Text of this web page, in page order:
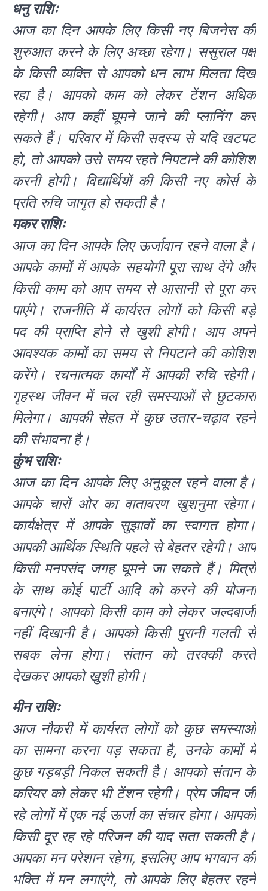
धनु राशिः
आज का दिन आपके लिए किसी नए बिजनेस की
शुरुआत करने के लिए अच्छा रहेगा। ससुराल पक्ष
के किसी व्यक्ति से आपको धन लाभ मिलता दिख
रहा है। आपको काम को लेकर टेंशन अधिक
रहेगी। आप कहीं घूमने जाने की प्लानिंग कर
सकते हैं। परिवार में किसी सदस्य से यदि खटपट
हो, तो आपको उसे समय रहते निपटाने की कोशिश
करनी होगी। विद्यार्थियों की किसी नए कोर्स के
प्रति रुचि जागृत हो सकती है।
मकर राशिः
आज का दिन आपके लिए ऊर्जावान रहने वाला है।
आपके कामों में आपके सहयोगी पूरा साथ देंगे और
किसी काम को आप समय से आसानी से पूरा कर
पाएंगे। राजनीति में कार्यरत लोगों को किसी बड़े
पद की प्राप्ति होने से खुशी होगी। आप अपने
आवश्यक कामों का समय से निपटाने की कोशिश
करेंगे। रचनात्मक कार्यों में आपकी रुचि रहेगी।
गृहस्थ जीवन में चल रही समस्याओं से छुटकारा
मिलेगा। आपकी सेहत में कुछ उतार-चढ़ाव रहने
की संभावना है।
कुंभ राशिः
आज का दिन आपके लिए अनुकूल रहने वाला है।
आपके चारों ओर का वातावरण खुशनुमा रहेगा।
कार्यक्षेत्र में आपके सुझावों का स्वागत होगा।
आपकी आर्थिक स्थिति पहले से बेहतर रहेगी। आप
किसी मनपसंद जगह घूमने जा सकते हैं। मित्रों
के साथ कोई पार्टी आदि को करने की योजना
बनाएंगे। आपको किसी काम को लेकर जल्दबाजी
नहीं दिखानी है। आपको किसी पुरानी गलती से
सबक लेना होगा। संतान को तरक्की करते
देखकर आपको खुशी होगी।
मीन राशिः
आज नौकरी में कार्यरत लोगों को कुछ समस्याओं
का सामना करना पड़ सकता है, उनके कामों में
कुछ गड़बड़ी निकल सकती है। आपको संतान के
करियर को लेकर भी टेंशन रहेगी। प्रेम जीवन जी
रहे लोगों में एक नई ऊर्जा का संचार होगा। आपको
किसी दूर रह रहे परिजन की याद सता सकती है।
आपका मन परेशान रहेगा, इसलिए आप भगवान की
भक्ति में मन लगाएंगे, तो आपके लिए बेहतर रहने